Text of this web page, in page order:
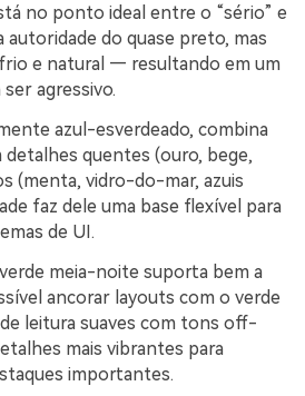
no ponto ideal entre o “sério” e
autoridade do quase preto, mas
e natural — resultando em um
agressivo.
azul-esverdeado, combina
quentes (ouro, bege,
(menta, vidro-do-mar, azuis
faz dele uma base flexível para
de UI.
meia-noite suporta bem a
ancorar layouts com o verde
leitura suaves com tons off-
mais vibrantes para
importantes.